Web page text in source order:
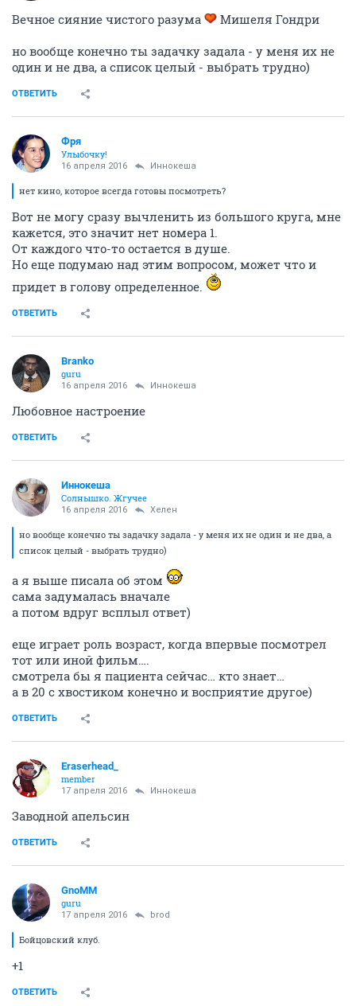
Вечное сияние чистого разума
Мишеля Гондри
но вообще конечно ты задачку задала - у меня их не
один и не два, а список целый - выбрать трудно)
ОТВЕТИТЬ
Фря
Улыбочку!
16 апреля 2016 Иннокеша
нет кино, которое всегда готовы посмотреть?
Вот не могу сразу вычленить из большого круга, мне
кажется, это значит нет номера 1.
От каждого что-то остается в душе.
Но еще подумаю над этим вопросом, может что и
придет в голову определенное.
ОТВЕТИТЬ
Branko
guru
16 апреля 2016 Иннокеша
Любовное настроение
ОТВЕТИТЬ
Иннокеша
Солнышко. Жгучее
16 апреля 2016 Хелен
но вообще конечно ты задачку задала - у меня их не один и не два, а
список целый - выбрать трудно)
а я выше писала об этом
сама задумалась вначале
а потом вдруг всплыл ответ)
еще играет роль возраст, когда впервые посмотрел
тот или иной фильм….
смотрела бы я пациента сейчас… кто знает…
а в 20 с хвостиком конечно и восприятие другое)
ОТВЕТИТЬ
Eraserhead_
member
17 апреля 2016 Иннокеша
Заводной апельсин
ОТВЕТИТЬ
GnoMM
guru
17 апреля 2016 brod
Бойцовский клуб.
+1
ОТВЕТИТЬ